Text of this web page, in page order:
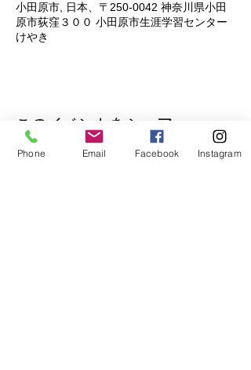
小田原市, 日本、〒250-0042 神奈川県小田
原市荻窪３００ 小田原市生涯学習センター
けやき
このイベントをシェア
Phone Email Facebook Instagram